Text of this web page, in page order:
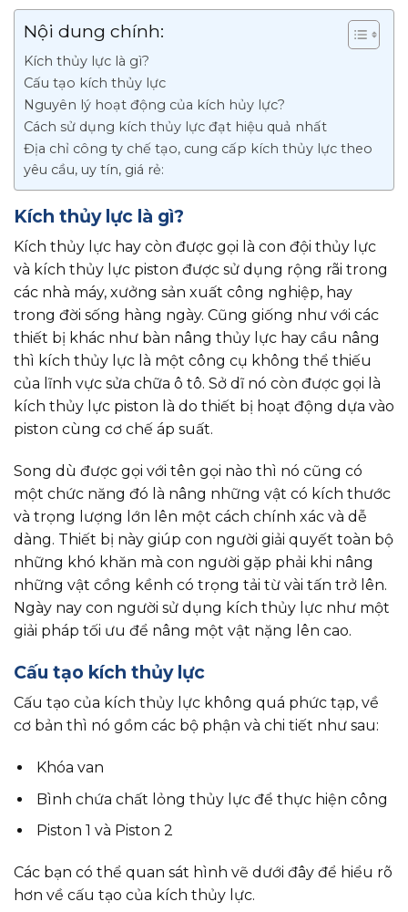
Nội dung chính:
Kích thủy lực là gì?
Cấu tạo kích thủy lực
Nguyên lý hoạt động của kích hủy lực?
Cách sử dụng kích thủy lực đạt hiệu quả nhất
Địa chỉ công ty chế tạo, cung cấp kích thủy lực theo
yêu cầu, uy tín, giá rẻ:
Kích thủy lực là gì?
Kích thủy lực hay còn được gọi là con đội thủy lực
và kích thủy lực piston được sử dụng rộng rãi trong
các nhà máy, xưởng sản xuất công nghiệp, hay
trong đời sống hàng ngày. Cũng giống như với các
thiết bị khác như bàn nâng thủy lực hay cầu nâng
thì kích thủy lực là một công cụ không thể thiếu
của lĩnh vực sửa chữa ô tô. Sở dĩ nó còn được gọi là
kích thủy lực piston là do thiết bị hoạt động dựa vào
piston cùng cơ chế áp suất.
Song dù được gọi với tên gọi nào thì nó cũng có
một chức năng đó là nâng những vật có kích thước
và trọng lượng lớn lên một cách chính xác và dễ
dàng. Thiết bị này giúp con người giải quyết toàn bộ
những khó khăn mà con người gặp phải khi nâng
những vật cồng kềnh có trọng tải từ vài tấn trở lên.
Ngày nay con người sử dụng kích thủy lực như một
giải pháp tối ưu để nâng một vật nặng lên cao.
Cấu tạo kích thủy lực
Cấu tạo của kích thủy lực không quá phức tạp, về
cơ bản thì nó gồm các bộ phận và chi tiết như sau:
Khóa van
Bình chứa chất lỏng thủy lực để thực hiện công
Piston 1 và Piston 2
Các bạn có thể quan sát hình vẽ dưới đây để hiểu rõ
hơn về cấu tạo của kích thủy lực.